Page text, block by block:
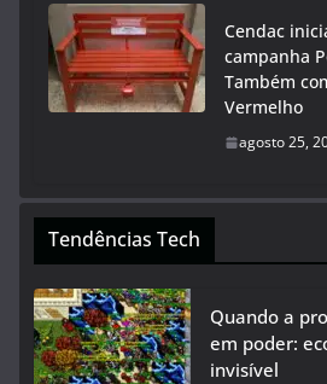
Cendac
campanha
Também
Vermelho
agosto 25,
Tendências Tech
Quando a
em poder:
invisível